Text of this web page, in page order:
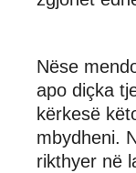
Nëse
apo diçka
kërkesë
mbydheni.
rikthyer në